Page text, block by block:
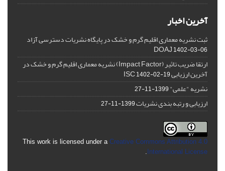
آخرین اخبار
ثبت نشریه معماری اقلیم گرم و خشک در پایگاه نشریات دسترسی آزاد
DOAJ1402-03-06
ارتقا ضریب تاثیر (Impact Factor) نشریه معماری اقلیم گرم و خشک در
آخرین ارزیابی ISC1402-02-19
نشریه "علمی"1399-11-27
ارزیابی و رتبه بندی نشریات1399-11-27
This work is licensed under a Creative Commons Attribution 4.0
International License
.